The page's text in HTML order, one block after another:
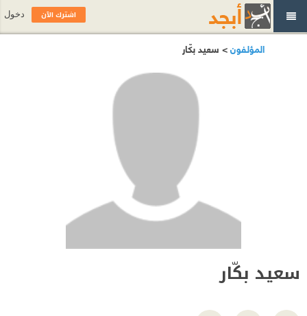
المؤلفون> سعيد بكّار
سعيد بكّار
اشترك الآن دخول